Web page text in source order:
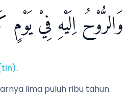
وَالرُّوْحُ اِلَيْهِ فِيْ
lima puluh ribu tahun.